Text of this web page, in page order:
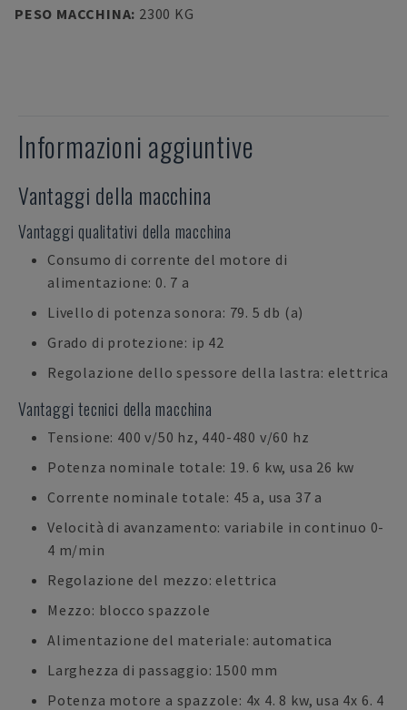
PESO MACCHINA: 2300 KG
Informazioni aggiuntive
Vantaggi della macchina
Vantaggi qualitativi della macchina
Consumo di corrente del motore di
alimentazione: 0. 7 a
Livello di potenza sonora: 79. 5 db (a)
Grado di protezione: ip 42
Regolazione dello spessore della lastra: elettrica
Vantaggi tecnici della macchina
Tensione: 400 v/50 hz, 440-480 v/60 hz
Potenza nominale totale: 19. 6 kw, usa 26 kw
Corrente nominale totale: 45 a, usa 37 a
Velocità di avanzamento: variabile in continuo 0-
4 m/min
Regolazione del mezzo: elettrica
Mezzo: blocco spazzole
Alimentazione del materiale: automatica
Larghezza di passaggio: 1500 mm
Potenza motore a spazzole: 4x 4. 8 kw, usa 4x 6. 4